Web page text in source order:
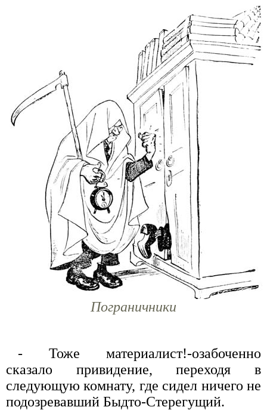
Пограничники
- Тоже материалист!-озабоченно
сказало привидение, переходя в
следующую комнату, где сидел ничего не
подозревавший Быдто-Стерегущий.